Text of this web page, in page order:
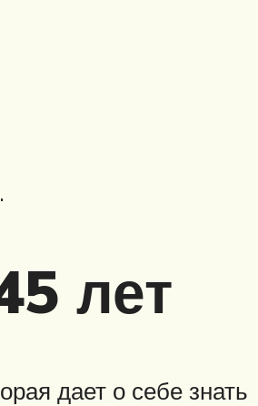
лет
дает о себе знать